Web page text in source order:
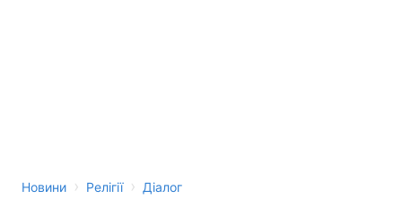
Новини › Релігії › Діалог